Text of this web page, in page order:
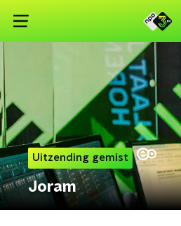
Uitzending gemist
Joram